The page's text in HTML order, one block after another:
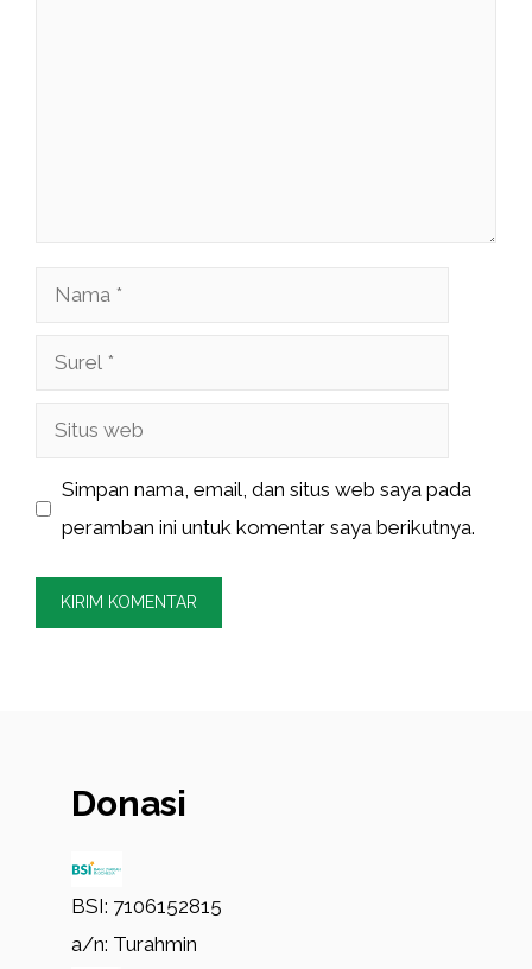
Nama
Surel
Situs
Simpan nama, email, dan situs web saya pada
peramban ini untuk komentar saya berikutnya.
Donasi
BSI: 7106152815
a/n: Turahmin